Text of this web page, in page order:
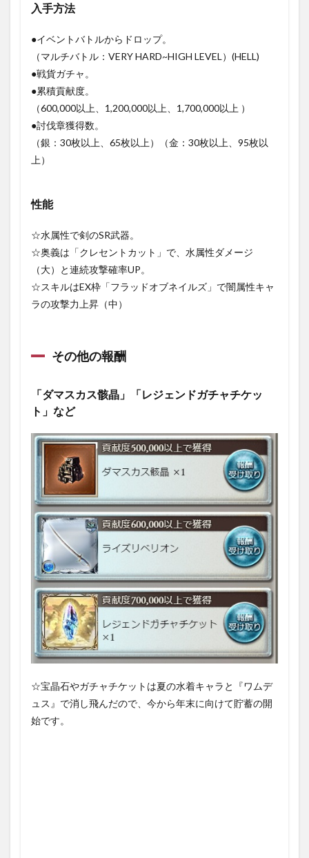
入手方法
●イベントバトルからドロップ。
（マルチバトル：VERY HARD~HIGH LEVEL）(HELL)
●戦貨ガチャ。
●累積貢献度。
（600,000以上、1,200,000以上、1,700,000以上 ）
●討伐章獲得数。
（銀：30枚以上、65枚以上）（金：30枚以上、95枚以
上）
性能
☆水属性で剣のSR武器。
☆奥義は「クレセントカット」で、水属性ダメージ
（大）と連続攻撃確率UP。
☆スキルはEX枠「フラッドオブネイルズ」で闇属性キャ
ラの攻撃力上昇（中）
その他の報酬
「ダマスカス骸晶」「レジェンドガチャチケッ
ト」など
☆宝晶石やガチャチケットは夏の水着キャラと『ワムデ
ュス』で消し飛んだので、今から年末に向けて貯蓄の開
始です。